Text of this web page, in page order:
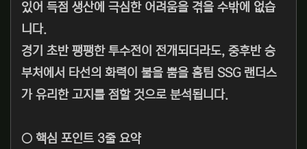
있어 득점 생산에 극심한 어려움을 겪을 수밖에 없습
니다.
경기 초반 팽팽한 투수전이 전개되더라도, 중후반 승
부처에서 타선의 화력이 불을 뿜을 홈팀 SSG 랜더스
가 유리한 고지를 점할 것으로 분석됩니다.
○ 핵심 포인트 3줄 요약